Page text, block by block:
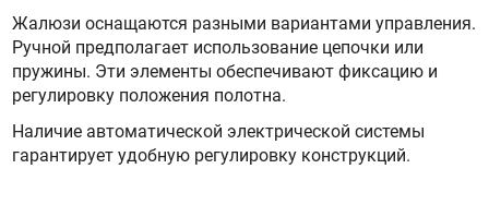
Жалюзи оснащаются разными вариантами управления.
Ручной предполагает использование цепочки или
пружины. Эти элементы обеспечивают фиксацию и
регулировку положения полотна.
Наличие автоматической электрической системы
гарантирует удобную регулировку конструкций.